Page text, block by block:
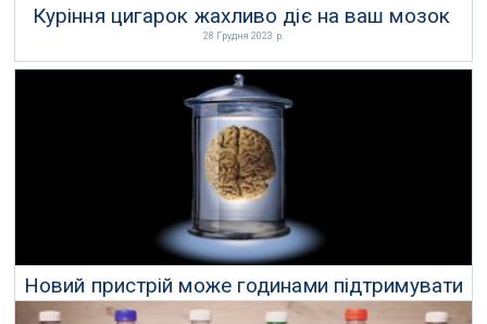
Куріння цигарок жахливо діє на ваш мозок
28 Грудня 2023 р.
Новий пристрій може годинами підтримувати
життя мозку без тіла